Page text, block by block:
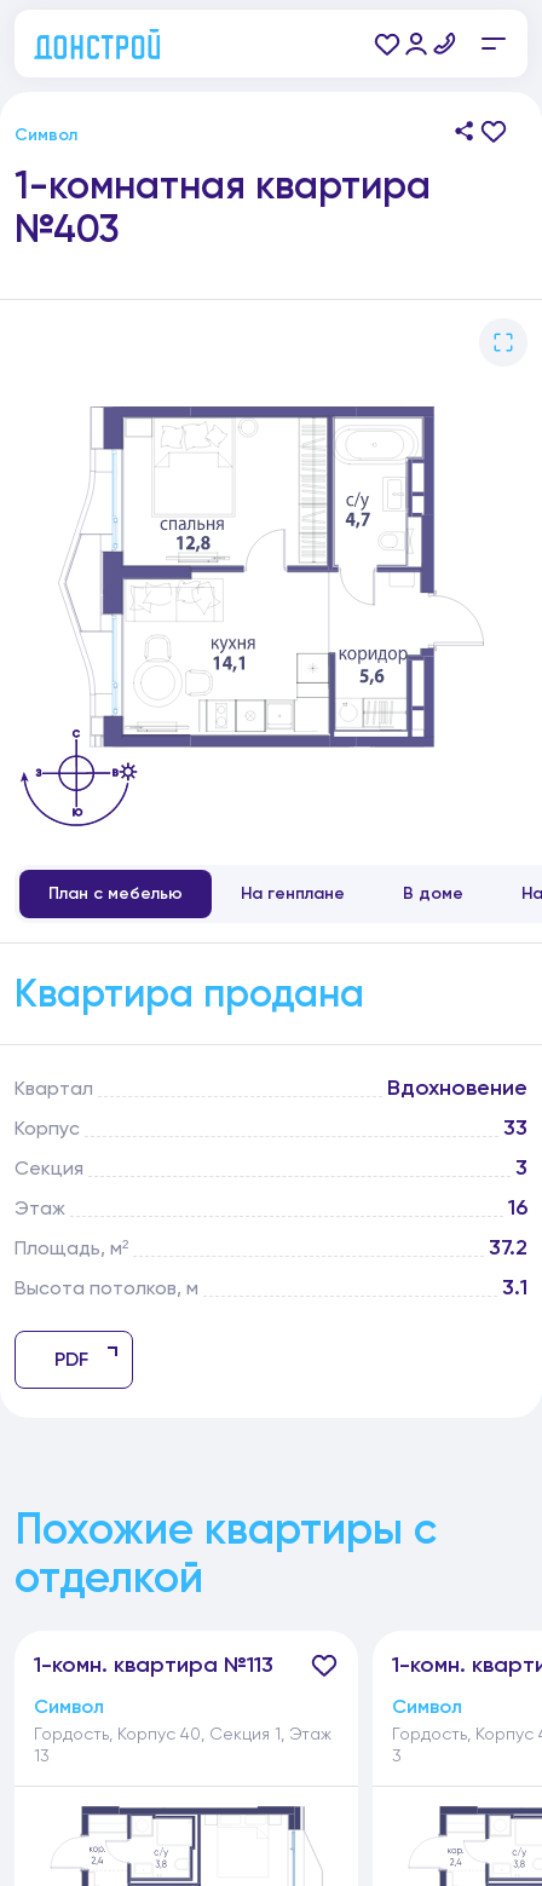
Символ
1-комнатная квартира
№403
План с мебелью На генплане В доме
Квартал Вдохновение
Корпус 33
Секция 3
Этаж 16
Площадь, м² 37.2
Высота потолков, м 3.1
PDF
Квартира продана
Похожие квартиры с
отделкой
1-комн. квартира №113
Символ
Гордость, Корпус 40, Секция 1, Этаж
13
1-комн.
Символ
Гордость,
3